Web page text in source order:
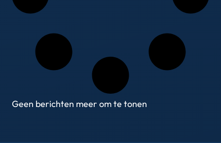
Geen berichten meer om te tonen